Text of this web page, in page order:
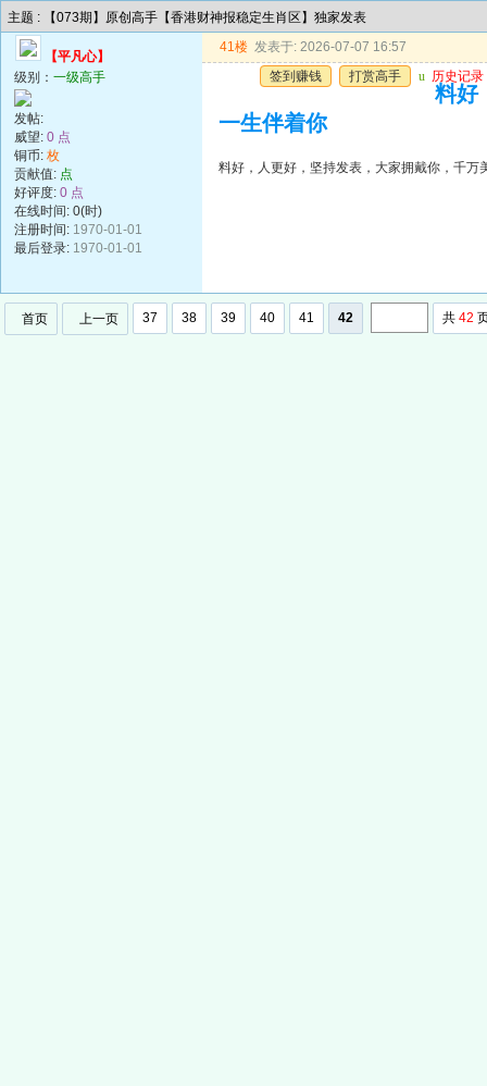
主题 : 【073期】原创高手【香港财神报稳定生肖区】独家发表
【平凡心】
级别： 一级高手
发帖:
威望: 0 点
铜币: 枚
贡献值: 点
好评度: 0 点
在线时间: 0(时)
注册时间: 1970-01-01
最后登录: 1970-01-01
41楼 发表于: 2026-07-07 16:57
签到赚钱
打赏高手 u 历史记录
料好
一生伴着你
料好，人更好，坚持发表，大家拥戴你，千万
首页 上一页 37 38 39 40 41 42 共 42